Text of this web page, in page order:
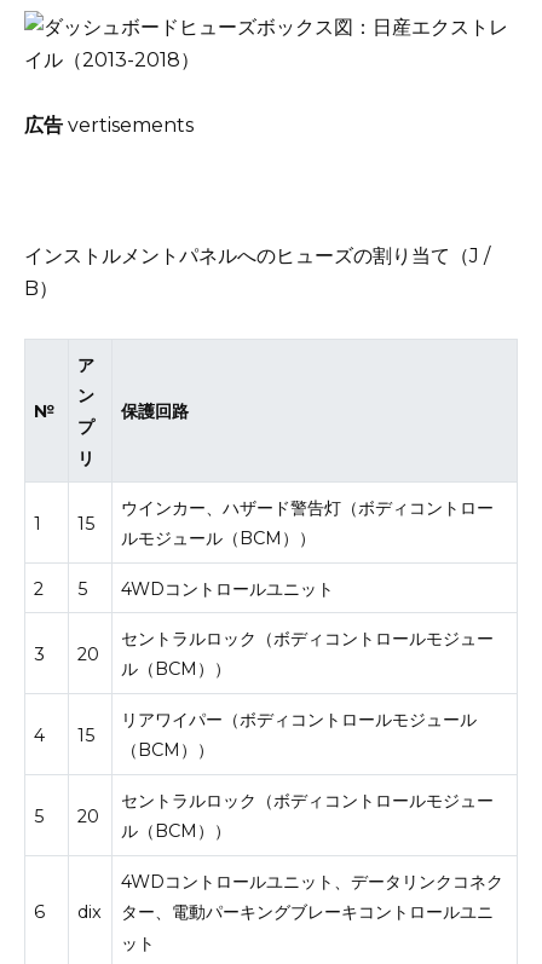
広告 vertisements
インストルメントパネルへのヒューズの割り当て（J /
B）
№
ア
ン
プ
リ
保護回路
1 15
ウインカー、ハザード警告灯（ボディコントロー
ルモジュール（BCM））
2 5 4WDコントロールユニット
3 20
セントラルロック（ボディコントロールモジュー
ル（BCM））
4 15
リアワイパー（ボディコントロールモジュール
（BCM））
5 20
セントラルロック（ボディコントロールモジュー
ル（BCM））
6 dix
4WDコントロールユニット、データリンクコネク
ター、電動パーキングブレーキコントロールユニ
ット